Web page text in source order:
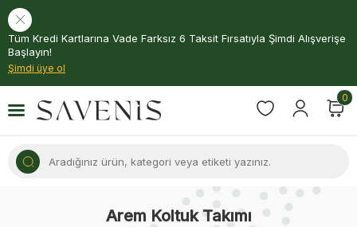
Tüm Kredi Kartlarına Vade Farksız 6 Taksit Fırsatıyla Şimdi Alışverişe
Başlayın!
Şimdi üye ol
0
Arem Koltuk Takımı